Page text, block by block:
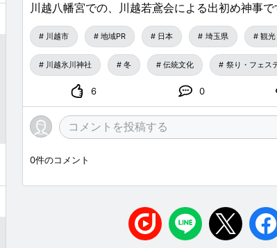
川越八幡宮での、川越若鳶会による出初め神事で
川越市 地域PR 日本 埼玉県 観光
川越氷川神社 冬 伝統文化 祭り・フェス
6 0
0件のコメント